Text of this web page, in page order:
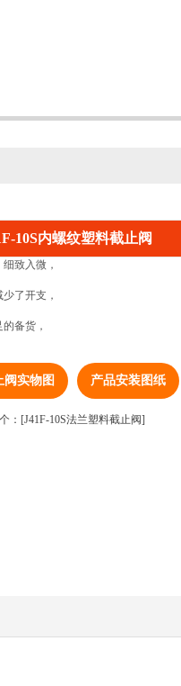
10S内螺纹塑料截止阀
致入微，
了开支，
备货，
阀实物图 产品安装图纸
：[J41F-10S法兰塑料截止阀]